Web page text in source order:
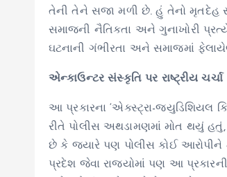
તેની તેને સજા મળી છે. હું તેનો મૃતદેહ
સમાજની નૈતિકતા અને ગુનાખોરી
ઘટનાની ગંભીરતા અને સમાજમાં
એન્કાઉન્ટર સંસ્કૃતિ પર રાષ્ટ્રીય ચર્ચા
આ પ્રકારના ‘એક્સ્ટ્રા-જ્યુડિશિયલ
રીતે પોલીસ અથડામણમાં મોત થયું હતું,
છે કે જ્યારે પણ પોલીસ કોઈ આરોપીને
પ્રદેશ જેવા રાજ્યોમાં પણ આ